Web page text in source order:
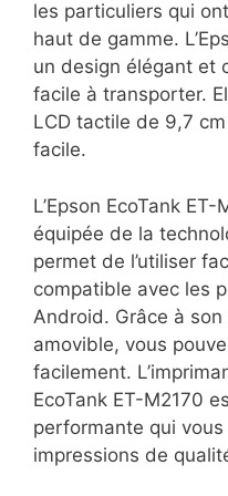
les particuliers qui
haut de gamme.
un design élégant et
facile à transporter.
LCD tactile de 9,7
facile.
L’Epson EcoTank
équipée de la
permet de l’utiliser
compatible avec les
Android. Grâce à son
amovible, vous
facilement.
EcoTank ET-M2170
performante qui
impressions de